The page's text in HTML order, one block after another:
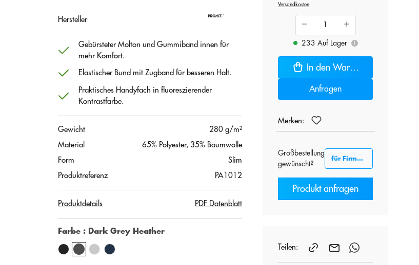
Hersteller
Gebürsteter Molton und Gummiband innen für
mehr Komfort.
Elastischer Bund mit Zugband für besseren Halt.
Praktisches Handyfach in fluoreszierender
Kontrastfarbe.
Gewicht
280 g/m²
Material
65% Polyester, 35% Baumwolle
Form
Slim
Produktreferenz
PA1012
Produktdetails PDF Datenblatt
Farbe : Dark Grey Heather
Versandkosten
233 Auf Lager i
In den Warenkorb
Anfragen
Merken:
Großbestellung
gewünscht?
für Firmenkunden B2B
Produkt anfragen
Teilen: